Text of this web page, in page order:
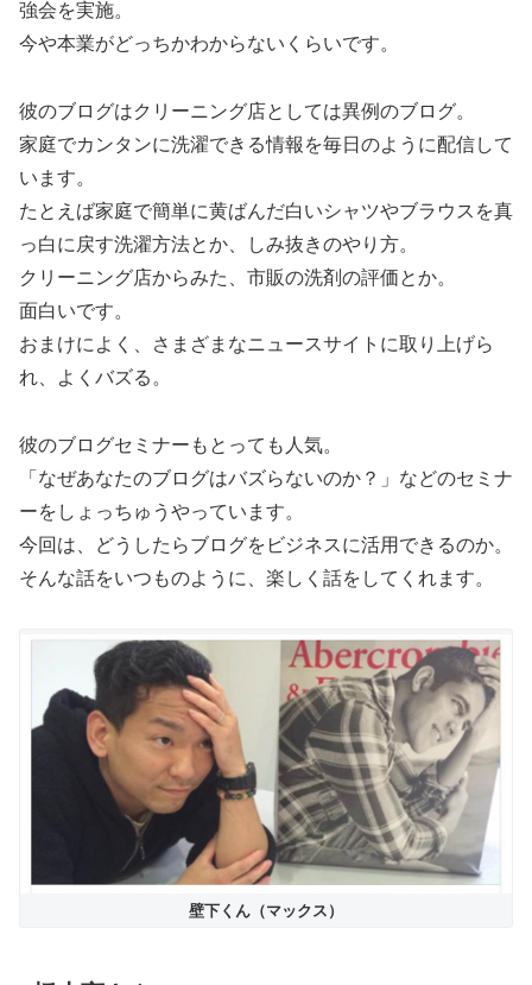
強会を実施。
今や本業がどっちかわからないくらいです。
彼のブログはクリーニング店としては異例のブログ。
家庭でカンタンに洗濯できる情報を毎日のように配信して
います。
たとえば家庭で簡単に黄ばんだ白いシャツやブラウスを真
っ白に戻す洗濯方法とか、しみ抜きのやり方。
クリーニング店からみた、市販の洗剤の評価とか。
面白いです。
おまけによく、さまざまなニュースサイトに取り上げら
れ、よくバズる。
彼のブログセミナーもとっても人気。
「なぜあなたのブログはバズらないのか？」などのセミナ
ーをしょっちゅうやっています。
今回は、どうしたらブログをビジネスに活用できるのか。
そんな話をいつものように、楽しく話をしてくれます。
壁下くん（マックス）